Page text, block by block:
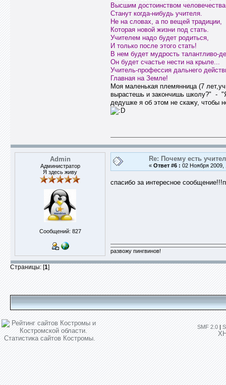
Высшим достоинством человечества
Станут когда-нибудь учителя.
Не на словах, а по вещей традиции,
Которая новой жизни под стать.
Учителем надо будет родиться,
И только после этого стать!
В нем будет мудрость талантливо-
Он будет счастье нести на крыле...
Учитель-профессия дальнего
Главная на Земле!
Моя маленькая племянница (7
вырастешь и закончишь школу?" -
дедушке я об этом не скажу, чтобы
Admin
Администратор
Я здесь живу
Сообщений: 827
Re: Почему есть
« Ответ #6 : 02 Ноября 2009,
спасибо за интересное
развожу пингвинов!
Страницы: [1]
SMF 2.0 |